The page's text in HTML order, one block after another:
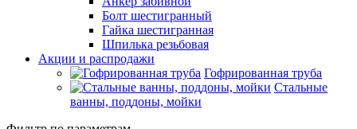
Болт шестигранный
Гайка шестигранная
Шпилька резьбовая
Акции и распродажи
Гофрированная труба
Стальные
ванны, поддоны, мойки